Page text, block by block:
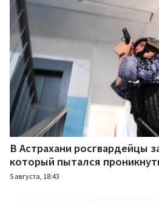
В Астрахани росгвардейцы
который пытался
5 августа, 18:43